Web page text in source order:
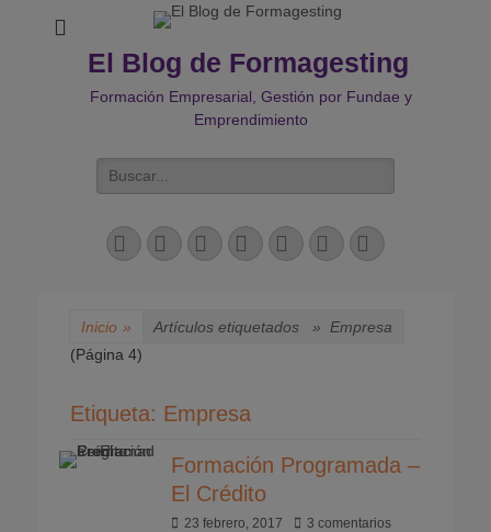
El Blog de Formagesting
Formación Empresarial, Gestión por Fundae y
Emprendimiento
Facebook
TwitterCorreo
electrónico
LinkedInYouTubeInstagramTeléfono
Inicio » Artículos etiquetados » Empresa
(Página 4)
Etiqueta: Empresa
Formación Programada –
El Crédito
Publicado
23 febrero, 2017 3 comentarios